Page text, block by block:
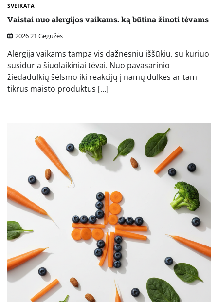
SVEIKATA
Vaistai nuo alergijos vaikams: ką būtina žinoti tėvams
2026 21 Gegužės
Alergija vaikams tampa vis dažnesniu iššūkiu, su kuriuo
susiduria šiuolaikiniai tėvai. Nuo pavasarinio
žiedadulkių šėlsmo iki reakcijų į namų dulkes ar tam
tikrus maisto produktus […]